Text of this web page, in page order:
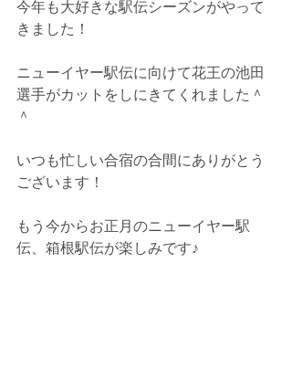
今年も大好きな駅伝シーズンがやって
きました！
ニューイヤー駅伝に向けて花王の池田
選手がカットをしにきてくれました＾
＾
いつも忙しい合宿の合間にありがとう
ございます！
もう今からお正月のニューイヤー駅
伝、箱根駅伝が楽しみです♪